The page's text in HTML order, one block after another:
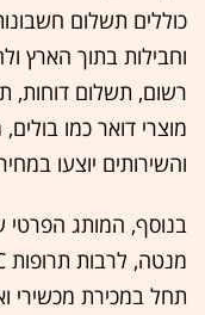
כוללים תשלום
וחבילות בתוך הארץ
רשום, תשלום דוחות,
מוצרי דואר כמו
והשירותים יוצעו
בנוסף, המותג
תחל במכירת מכשירי